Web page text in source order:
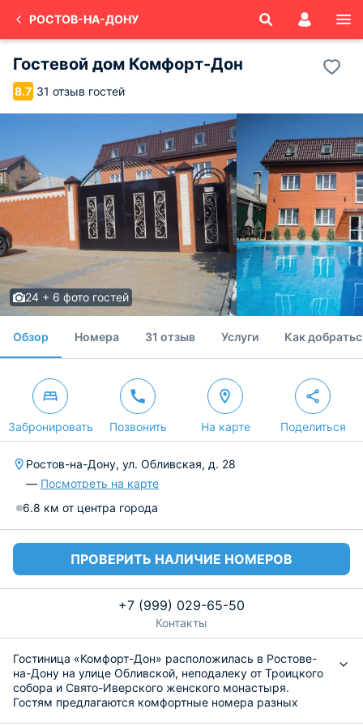
РОСТОВ-НА-ДОНУ
Гостевой дом Комфорт-Дон
8.7 31 отзыв гостей
24 + 6 фото гостей
Обзор Номера 31 отзыв Услуги Как
Забронировать Позвонить На карте Поделиться
Ростов-на-Дону, ул. Обливская, д. 28
— Посмотреть на карте
6.8 км от центра города
ПРОВЕРИТЬ НАЛИЧИЕ НОМЕРОВ
+7 (999) 029-65-50
Контакты
Гостиница «Комфорт-Дон» расположилась в Ростове-
на-Дону на улице Обливской, неподалеку от Троицкого
собора и Свято-Иверского женского монастыря.
Гостям предлагаются комфортные номера разных